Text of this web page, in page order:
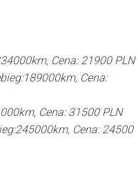
Cena: 21900 PLN
Cena:
Cena: 31500 PLN
Cena: 24500